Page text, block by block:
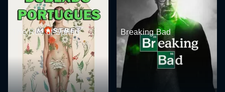
The Rite of Spring Breaking Bad